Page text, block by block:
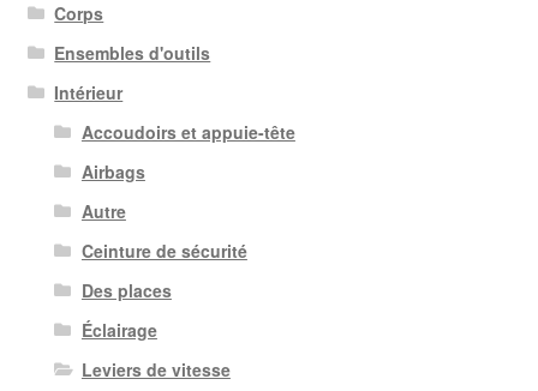
Corps
Ensembles d'outils
Intérieur
Accoudoirs et appuie-tête
Airbags
Autre
Ceinture de sécurité
Des places
Éclairage
Leviers de vitesse